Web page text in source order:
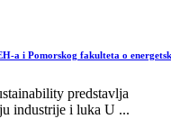
a i Pomorskog fakulteta o
predstavlja
industrije i luka U ...